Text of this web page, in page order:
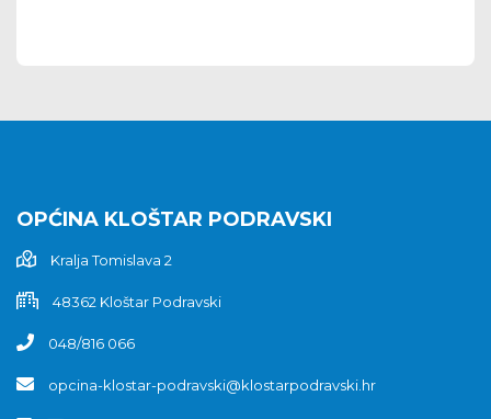
OPĆINA KLOŠTAR PODRAVSKI
Kralja Tomislava 2
48362 Kloštar Podravski
048/816 066
opcina-klostar-podravski@klostarpodravski.hr